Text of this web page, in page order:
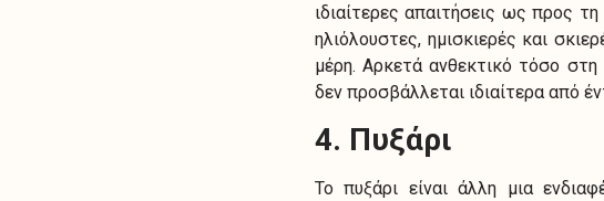
ιδιαίτερες απαιτήσεις ως προς
ηλιόλουστες, ημισκιερές και
μέρη. Αρκετά ανθεκτικό τόσο στη
δεν προσβάλλεται ιδιαίτερα από
4. Πυξάρι
To πυξάρι είναι άλλη μια